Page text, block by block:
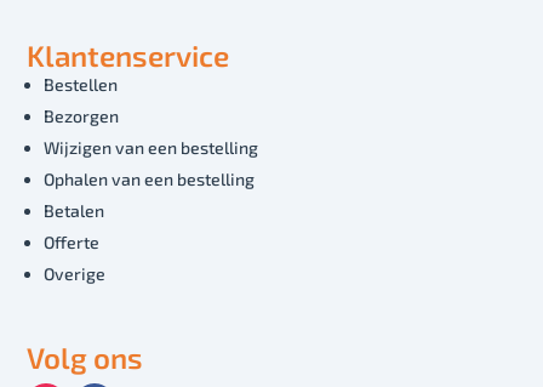
Klantenservice
Bestellen
Bezorgen
Wijzigen van een bestelling
Ophalen van een bestelling
Betalen
Offerte
Overige
Volg ons